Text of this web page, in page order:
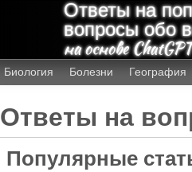
Ответы на
вопросы обо
на основе ChatGPT
Биология Болезни География
Ответы на
Популярные